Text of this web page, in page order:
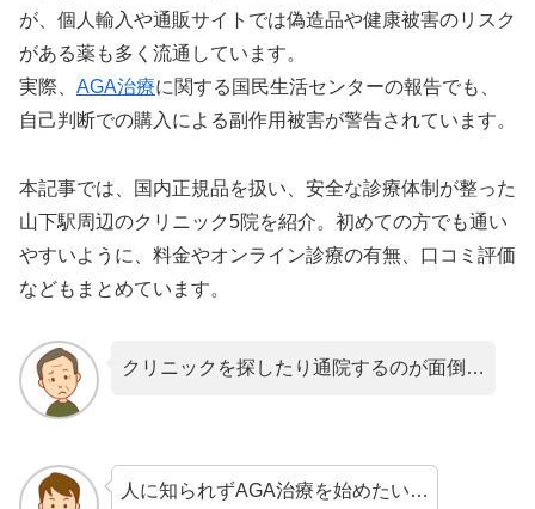
が、個人輸入や通販サイトでは偽造品や健康被害のリスク
がある薬も多く流通しています。
実際、 AGA治療に関する国民生活センターの報告でも、
自己判断での購入による副作用被害が警告されています。
本記事では、国内正規品を扱い、安全な診療体制が整った
山下駅周辺のクリニック5院を紹介。初めての方でも通い
やすいように、料金やオンライン診療の有無、口コミ評価
などもまとめています。
クリニックを探したり通院するのが面倒…
人に知られずAGA治療を始めたい…